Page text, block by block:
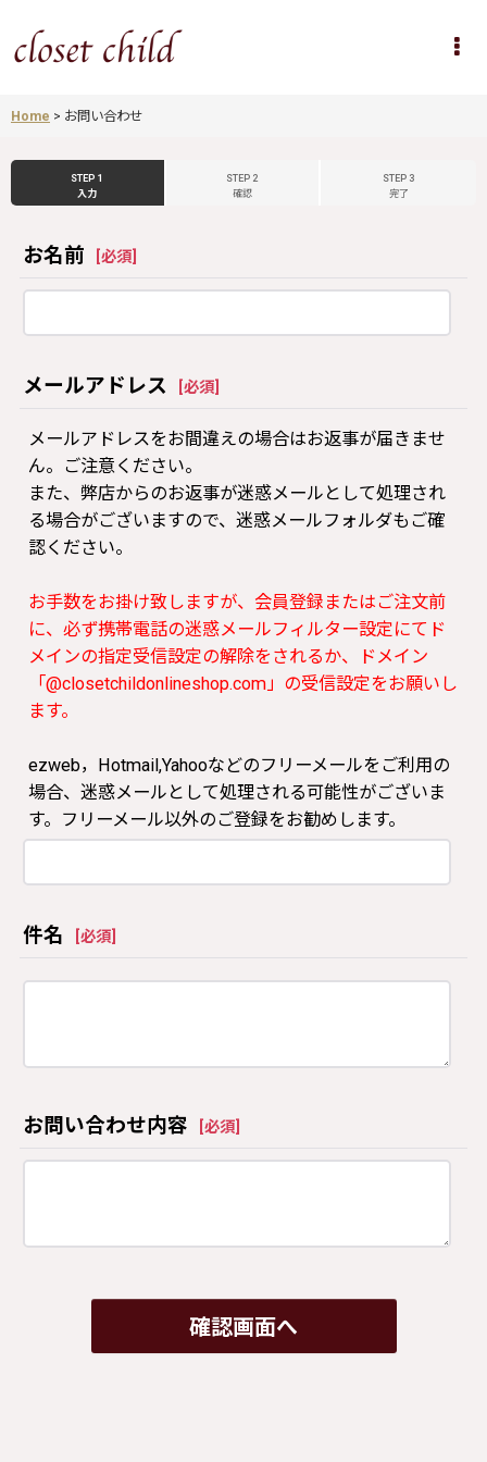
Home > お問い合わせ
STEP 1
入力
STEP 2
確認
STEP 3
完了
お名前 必須
メールアドレス 必須
メールアドレスをお間違えの場合はお返事が届きませ
ん。ご注意ください。
また、弊店からのお返事が迷惑メールとして処理され
る場合がございますので、迷惑メールフォルダもご確
認ください。
お手数をお掛け致しますが、会員登録またはご注文前
に、必ず携帯電話の迷惑メールフィルター設定にてド
メインの指定受信設定の解除をされるか、ドメイン
「@closetchildonlineshop.com」の受信設定をお願いし
ます。
ezweb，Hotmail,Yahooなどのフリーメールをご利用の
場合、迷惑メールとして処理される可能性がございま
す。フリーメール以外のご登録をお勧めします。
件名 必須
お問い合わせ内容 必須
確認画面へ